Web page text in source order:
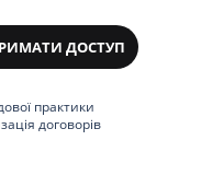
ДОСТУП
практики
договорів